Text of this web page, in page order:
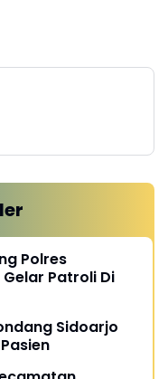
Polres
Patroli Di
Sidoarjo